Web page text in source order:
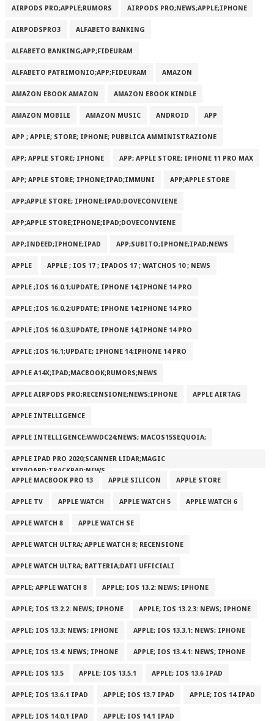
AIRPODS PRO;APPLE;RUMORS AIRPODS PRO;NEWS;APPLE;IPHONE
AIRPODSPRO3 ALFABETO BANKING
ALFABETO BANKING;APP;FIDEURAM
ALFABETO PATRIMONI‪O‬;APP;FIDEURAM AMAZON
AMAZON EBOOK AMAZON AMAZON EBOOK KINDLE
AMAZON MOBILE AMAZON MUSIC ANDROID APP
APP ; APPLE; STORE; IPHONE; PUBBLICA AMMINISTRAZIONE
APP; APPLE STORE; IPHONE APP; APPLE STORE; IPHONE 11 PRO MAX
APP; APPLE STORE; IPHONE;IPAD;IMMUNI APP;APPLE STORE
APP;APPLE STORE; IPHONE;IPAD;DOVECONVIENE
APP;APPLE STORE;IPHONE;IPAD;DOVECONVIENE
APP;INDEED;IPHONE;IPAD APP;SUBITO;IPHONE;IPAD;NEWS
APPLE APPLE ; IOS 17 ; IPADOS 17 ; WATCHOS 10 ; NEWS
APPLE ;IOS 16.0.1;UPDATE; IPHONE 14;IPHONE 14 PRO
APPLE ;IOS 16.0.2;UPDATE; IPHONE 14;IPHONE 14 PRO
APPLE ;IOS 16.0.3;UPDATE; IPHONE 14;IPHONE 14 PRO
APPLE ;IOS 16.1;UPDATE; IPHONE 14;IPHONE 14 PRO
APPLE A14X;IPAD;MACBOOK;RUMORS;NEWS
APPLE AIRPODS PRO;RECENSIONE;NEWS;IPHONE APPLE AIRTAG
APPLE INTELLIGENCE
APPLE INTELLIGENCE;WWDC24;NEWS; MACOS15SEQUOIA;
APPLE IPAD PRO 2020;SCANNER LIDAR;MAGIC
KEYBOARD;TRACKPAD;NEWS
APPLE MACBOOK PRO 13
APPLE SILICON APPLE STORE
APPLE TV APPLE WATCH APPLE WATCH 5 APPLE WATCH 6
APPLE WATCH 8 APPLE WATCH SE
APPLE WATCH ULTRA; APPLE WATCH 8; RECENSIONE
APPLE WATCH ULTRA; BATTERIA;DATI UFFICIALI
APPLE; APPLE WATCH 8 APPLE; IOS 13.2: NEWS; IPHONE
APPLE; IOS 13.2.2: NEWS; IPHONE APPLE; IOS 13.2.3: NEWS; IPHONE
APPLE; IOS 13.3: NEWS; IPHONE APPLE; IOS 13.3.1: NEWS; IPHONE
APPLE; IOS 13.4: NEWS; IPHONE APPLE; IOS 13.4.1: NEWS; IPHONE
APPLE; IOS 13.5 APPLE; IOS 13.5.1 APPLE; IOS 13.6 IPAD
APPLE; IOS 13.6.1 IPAD APPLE; IOS 13.7 IPAD APPLE; IOS 14 IPAD
APPLE; IOS 14.0.1 IPAD APPLE; IOS 14.1 IPAD